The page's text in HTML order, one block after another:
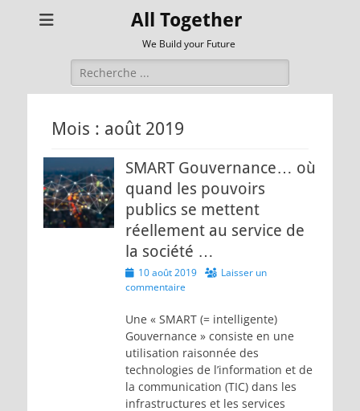
All Together
We Build your Future
Rechercher :
Mois : août 2019
SMART Gouvernance… où
quand les pouvoirs
publics se mettent
réellement au service de
la société …
Posted
on
10 août 2019
Laisser un
commentaire
Une « SMART (= intelligente)
Gouvernance » consiste en une
utilisation raisonnée des
technologies de l’information et de
la communication (TIC) dans les
infrastructures et les services